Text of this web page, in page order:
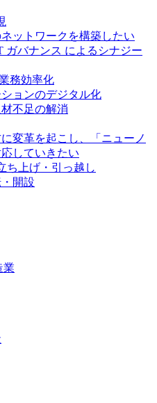
ットワークを構築したい
ガバナンス によるシナジー
務効率化
ョンのデジタル化
不足の解消
変革を起こし、「ニューノ
していきたい
ち上げ・引っ越し
開設
業